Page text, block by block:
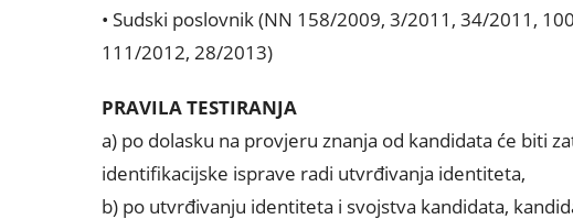
• Sudski poslovnik (NN 158/2009, 3/2011, 34/2011,
111/2012, 28/2013)
PRAVILA TESTIRANJA
a) po dolasku na provjeru znanja od kandidata će biti
identifikacijske isprave radi utvrđivanja identiteta,
b) po utvrđivanju identiteta i svojstva kandidata,